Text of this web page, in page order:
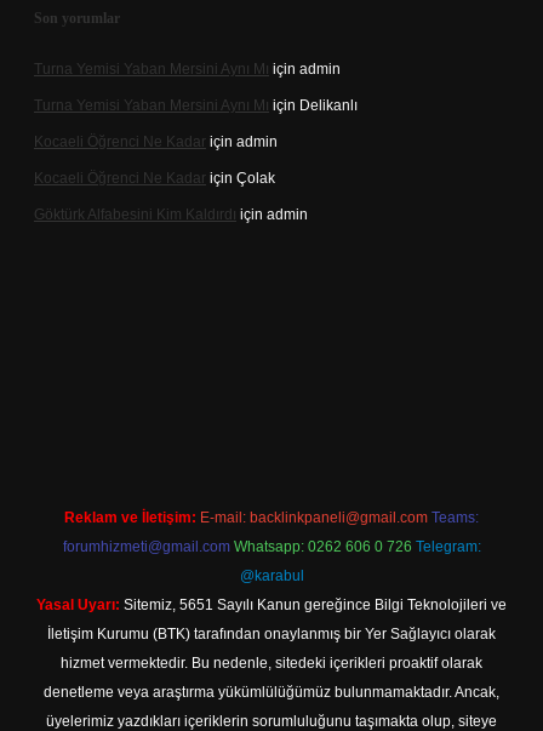
Son yorumlar
Turna Yemisi Yaban Mersini Aynı Mı için admin
Turna Yemisi Yaban Mersini Aynı Mı için Delikanlı
Kocaeli Öğrenci Ne Kadar için admin
Kocaeli Öğrenci Ne Kadar için Çolak
Göktürk Alfabesini Kim Kaldırdı için admin
Reklam ve İletişim: E-mail: backlinkpaneli@gmail.com Teams:
forumhizmeti@gmail.com Whatsapp: 0262 606 0 726 Telegram:
@karabul
Yasal Uyarı: Sitemiz, 5651 Sayılı Kanun gereğince Bilgi Teknolojileri ve
İletişim Kurumu (BTK) tarafından onaylanmış bir Yer Sağlayıcı olarak
hizmet vermektedir. Bu nedenle, sitedeki içerikleri proaktif olarak
denetleme veya araştırma yükümlülüğümüz bulunmamaktadır. Ancak,
üyelerimiz yazdıkları içeriklerin sorumluluğunu taşımakta olup, siteye